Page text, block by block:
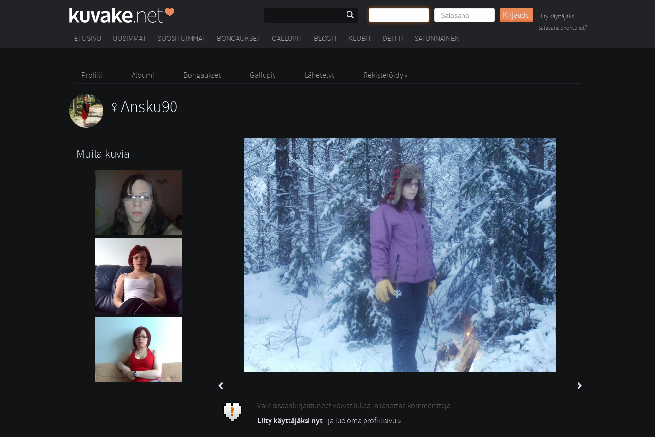
Kirjaudu
Liity käyttäjäksi
Salasana unohtunut?
ETUSIVU UUSIMMAT SUOSITUIMMAT BONGAUKSET GALLUPIT BLOGIT KLUBIT DEITTI SATUNNAINEN
Profiili Albumi Bongaukset Gallupit Lähetetyt Rekisteröidy »
Ansku90
Muita kuvia
Vain sisäänkirjautuneet voivat lukea ja lähettää kommentteja.
Liity käyttäjäksi nyt- ja luo oma profiilisivu »